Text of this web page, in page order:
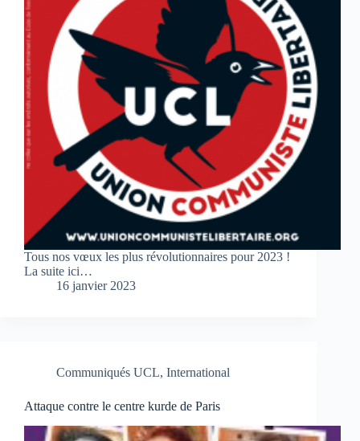
Tous nos vœux les plus révolutionnaires pour 2023 !
La suite ici…
16 janvier 2023
Communiqués UCL, International
Attaque contre le centre kurde de Paris